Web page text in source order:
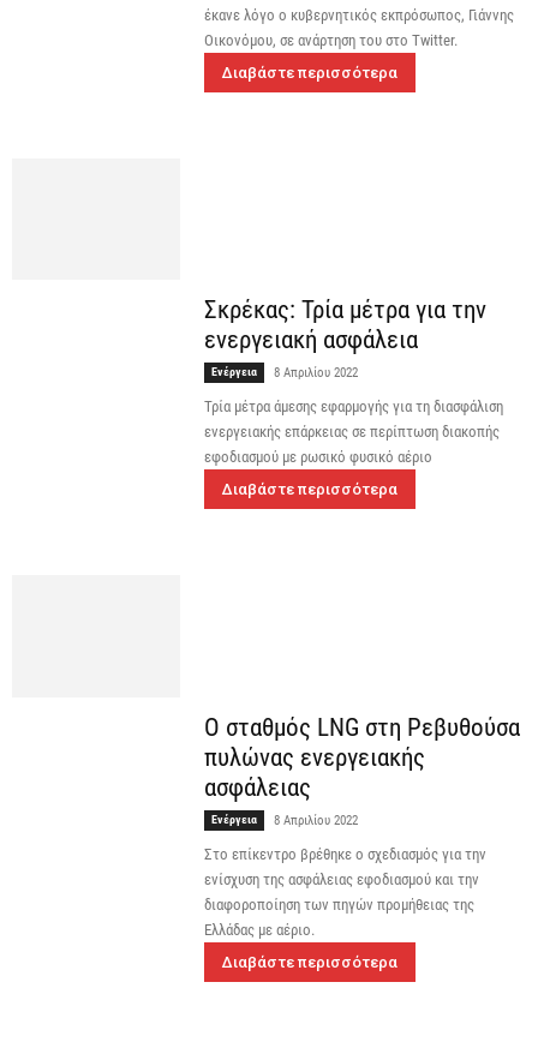
έκανε λόγο ο κυβερνητικός εκπρόσωπος, Γιάννης
Οικονόμου, σε ανάρτηση του στο Twitter.
Διαβάστε περισσότερα
Σκρέκας: Τρία μέτρα για την
ενεργειακή ασφάλεια
Ενέργεια 8 Απριλίου 2022
Τρία μέτρα άμεσης εφαρμογής για τη διασφάλιση
ενεργειακής επάρκειας σε περίπτωση διακοπής
εφοδιασμού με ρωσικό φυσικό αέριο
Διαβάστε περισσότερα
Ο σταθμός LNG στη Ρεβυθούσα
πυλώνας ενεργειακής
ασφάλειας
Ενέργεια 8 Απριλίου 2022
Στο επίκεντρο βρέθηκε ο σχεδιασμός για την
ενίσχυση της ασφάλειας εφοδιασμού και την
διαφοροποίηση των πηγών προμήθειας της
Ελλάδας με αέριο.
Διαβάστε περισσότερα